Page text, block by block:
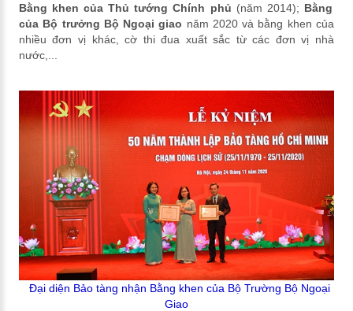
Bằng khen của Thủ tướng Chính phủ (năm 2014); Bằng
của Bộ trưởng Bộ Ngoại giao năm 2020 và bằng khen của
nhiều đơn vị khác, cờ thi đua xuất sắc từ các đơn vị nhà
nước,...
Đại diện Bảo tàng nhận Bằng khen của Bộ Trường Bộ Ngoại
Giao